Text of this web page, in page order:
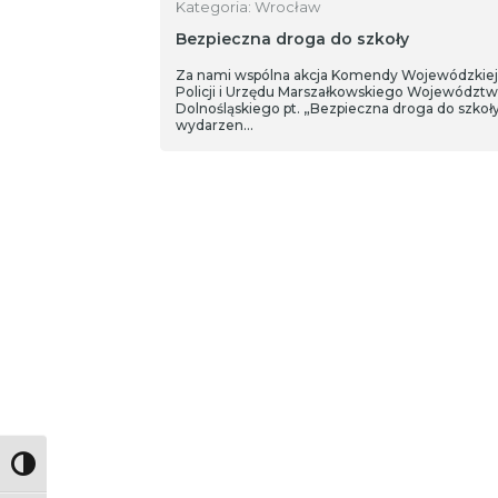
Toggle High Contrast
Kategoria: Wrocław
Bezpieczna droga do szkoły
Za nami wspólna akcja Komendy Wojewódzkiej
Policji i Urzędu Marszałkowskiego
Dolnośląskiego pt. „Bezpieczna droga do
wydarzen…